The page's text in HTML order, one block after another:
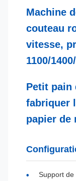
Machine
couteau
vitesse,
1100/
Petit pain
fabriquer
papier de
Support de